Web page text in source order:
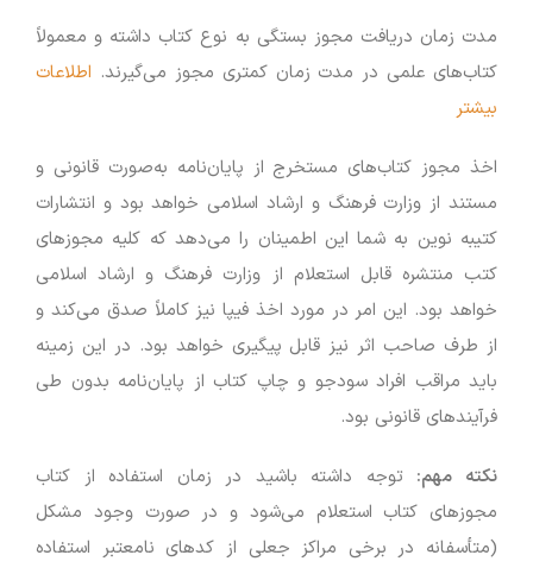
مدت زمان دریافت مجوز بستگی به نوع کتاب داشته و معمولاً
کتاب‌های علمی در مدت زمان کمتری مجوز می‌گیرند. اطلاعات
بیشتر
اخذ مجوز کتاب‌های مستخرج از پایان‌نامه به‌صورت قانونی و
مستند از وزارت فرهنگ و ارشاد اسلامی خواهد بود و انتشارات
کتیبه نوین به شما این اطمینان را می‌دهد که کلیه مجوزهای
کتب منتشره قابل استعلام از وزارت فرهنگ و ارشاد اسلامی
خواهد بود. این امر در مورد اخذ فیپا نیز کاملاً صدق می‌کند و
از طرف صاحب اثر نیز قابل پیگیری خواهد بود. در این زمینه
باید مراقب افراد سودجو و چاپ کتاب از پایان‌نامه بدون طی
فرآیندهای قانونی بود.
نکته مهم: توجه داشته باشید در زمان استفاده از کتاب
مجوزهای کتاب استعلام می‌شود و در صورت وجود مشکل
(متأسفانه در برخی مراکز جعلی از کدهای نامعتبر استفاده